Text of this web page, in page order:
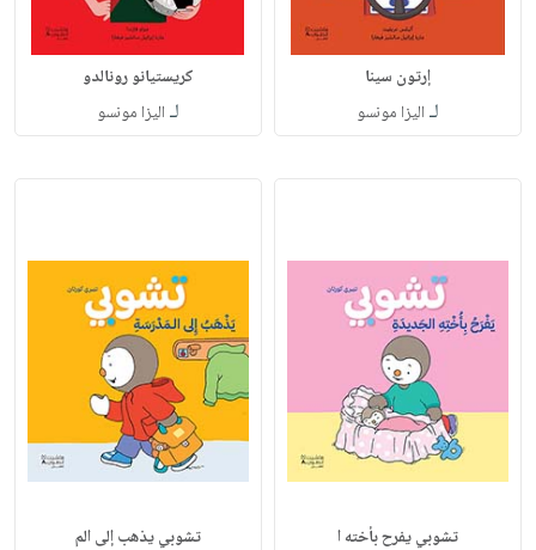
إرتون سينا
لـ اليزا مونسو
كريستيانو رونالدو
لـ اليزا مونسو
تشوبي يفرح بأخته ا تشوبي يذهب إلى الم